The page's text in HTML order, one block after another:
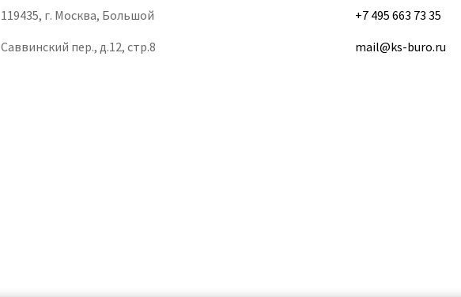
119435, г. Москва, Большой
Саввинский пер., д.12, стр.8
+7 495 663 73 35
mail@ks-buro.ru